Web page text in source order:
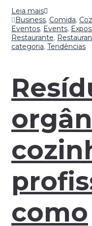
Leia mais
Business, Comida,
Eventos, Events,
Restaurante,
categoria, Tendências
como